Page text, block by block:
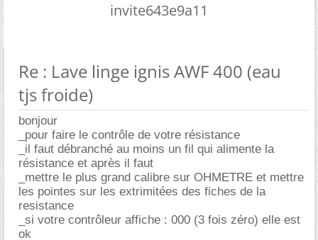
invite643e9a11
Re : Lave linge ignis AWF 400 (eau
tjs froide)
bonjour
_pour faire le contrôle de votre résistance
_il faut débranché au moins un fil qui alimente la
résistance et après il faut
_mettre le plus grand calibre sur OHMETRE et mettre
les pointes sur les extrimitées des fiches de la
resistance
_si votre contrôleur affiche : 000 (3 fois zéro) elle est
ok